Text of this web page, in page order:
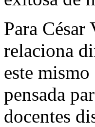
Para
relaciona
este
pensada
docentes